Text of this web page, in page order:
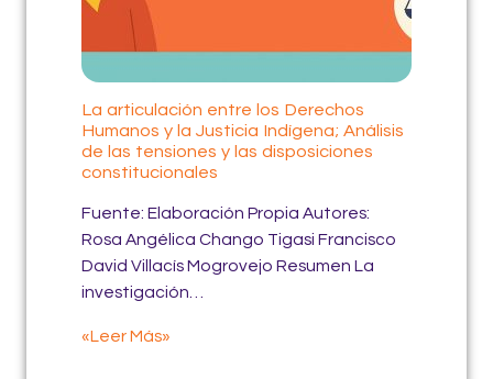
La articulación entre los Derechos
Humanos y la Justicia Indígena; Análisis
de las tensiones y las disposiciones
constitucionales
Fuente: Elaboración Propia Autores:
Rosa Angélica Chango Tigasi Francisco
David Villacís Mogrovejo Resumen La
investigación…
«Leer Más»